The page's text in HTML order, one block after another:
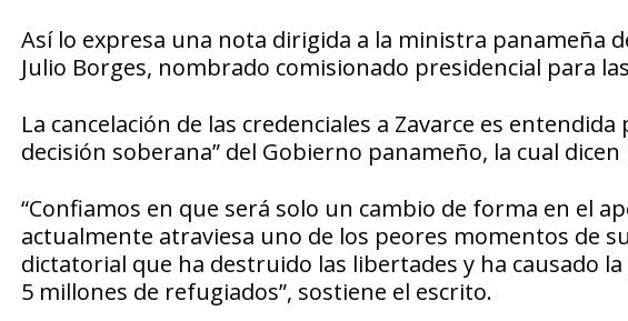
Así lo expresa una nota dirigida a la ministra panameña
Julio Borges, nombrado comisionado presidencial para
La cancelación de las credenciales a Zavarce es
decisión soberana” del Gobierno panameño, la cual
“Confiamos en que será solo un cambio de forma en el
actualmente atraviesa uno de los peores momentos de
dictatorial que ha destruido las libertades y ha causado
5 millones de refugiados”, sostiene el escrito.